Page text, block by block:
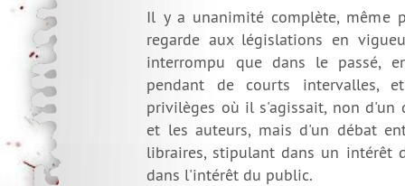
Il y a unanimité complète, même
regarde aux législations en
interrompu que dans le passé,
pendant de courts intervalles,
privilèges où il s'agissait, non d'un
et les auteurs, mais d'un débat
libraires, stipulant dans un intérêt
dans l'intérêt du public.